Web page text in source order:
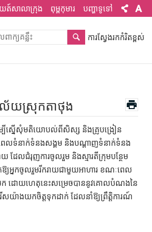
យត៍សាលាក្រុង ពុម្ពកុមារ បញ្ហាទូទៅ
ការស្វែងរកកំរិតខ្ពស់
ាល័យស្រុកតាថុង
ើម្បីស្នើសុំមតិយោបល់ពីសិស្ស និងគ្រូបង្រៀន
ឡុងពេលទំនាក់ទំនងសង្គម និងបណ្តាញទំនាក់ទំនង
ដែលជំរុញការចូលរួម និងស្មារតីក្រុមបន្ថែម
ឱ្យអ្នកចូលរួមរីករាយជាមួយអាហារ ខណៈពេល
មក ដោយហេតុនេះសម្រេចបាននូវគោលបំណងនៃ
ើសយ៉ាងយកចិត្តទុកដាក់ ដែលនាំឱ្យព្រឹត្តិការណ៍